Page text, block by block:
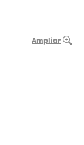
Ampliar